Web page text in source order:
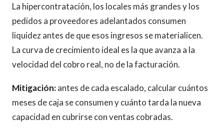
La hipercontratación, los locales más grandes y los
pedidos a proveedores adelantados consumen
liquidez antes de que esos ingresos se materialicen.
La curva de crecimiento ideal es la que avanza a la
velocidad del cobro real, no de la facturación.
Mitigación:antes de cada escalado, calcular cuántos
meses de caja se consumen y cuánto tarda la nueva
capacidad en cubrirse con ventas cobradas.